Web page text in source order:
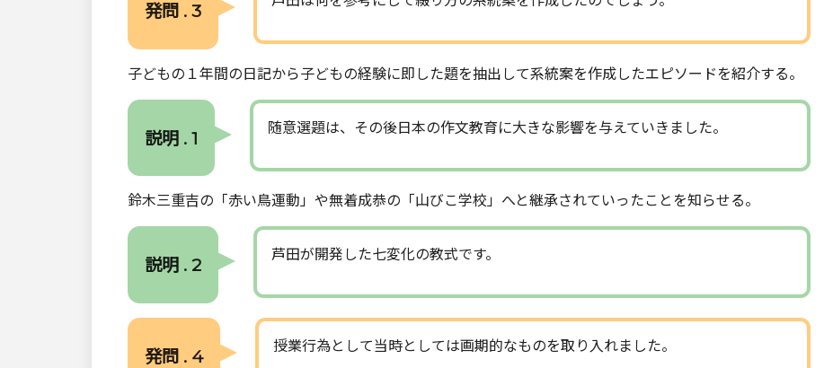
発問 . 3
子どもの１年間の日記から子どもの経験に即した題を抽出して系統案を作成したエピソードを紹介する。
説明 . 1 随意選題は、その後日本の作文教育に大きな影響を与えていきました。
鈴木三重吉の「赤い鳥運動」や無着成恭の「山びこ学校」へと継承されていったことを知らせる。
説明 . 2 芦田が開発した七変化の教式です。
発問 . 4 授業行為として当時としては画期的なものを取り入れました。